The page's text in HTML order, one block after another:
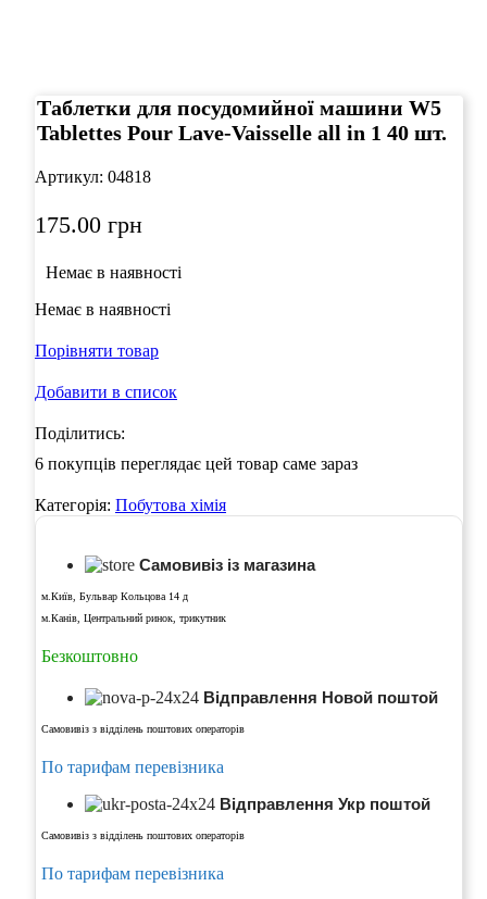
Таблетки для посудомийної машини W5
Tablettes Pour Lave-Vaisselle all in 1 40 шт.
Артикул: 04818
175.00 грн
Немає в наявності
Немає в наявності
Порівняти товар
Добавити в список
Поділитись:
6 покупців переглядає цей товар саме зараз
Категорія: Побутова хімія
Самовивіз із магазина
м.Київ, Бульвар Кольцова 14 д
м.Канів, Центральний ринок, трикутник
Безкоштовно
Відправлення Новой поштой
Самовивіз з відділень поштових операторів
По тарифам перевізника
Відправлення Укр поштой
Самовивіз з відділень поштових операторів
По тарифам перевізника